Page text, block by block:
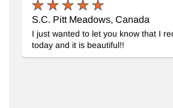
S.C. Pitt Meadows, Canada
I just wanted to let you know that I
today and it is beautiful!!